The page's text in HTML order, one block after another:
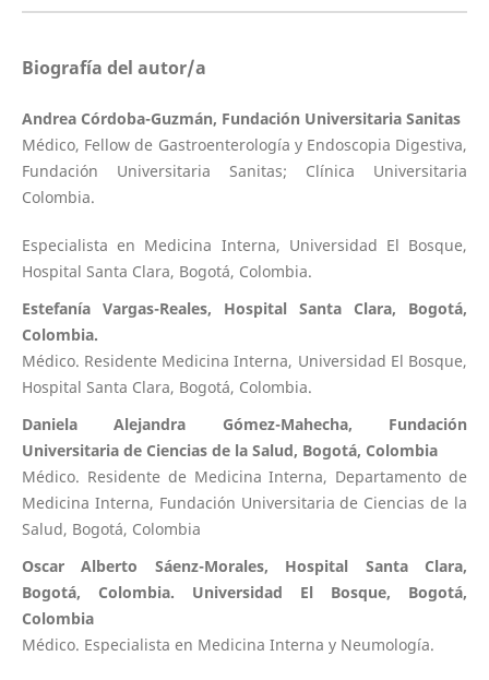
Biografía del autor/a
Andrea Córdoba-Guzmán, Fundación Universitaria Sanitas
Médico, Fellow de Gastroenterología y Endoscopia Digestiva,
Fundación Universitaria Sanitas; Clínica Universitaria
Colombia.
Especialista en Medicina Interna, Universidad El Bosque,
Hospital Santa Clara, Bogotá, Colombia.
Estefanía Vargas-Reales, Hospital Santa Clara, Bogotá,
Colombia.
Médico. Residente Medicina Interna, Universidad El Bosque,
Hospital Santa Clara, Bogotá, Colombia.
Daniela Alejandra Gómez-Mahecha, Fundación
Universitaria de Ciencias de la Salud, Bogotá, Colombia
Médico. Residente de Medicina Interna, Departamento de
Medicina Interna, Fundación Universitaria de Ciencias de la
Salud, Bogotá, Colombia
Oscar Alberto Sáenz-Morales, Hospital Santa Clara,
Bogotá, Colombia. Universidad El Bosque, Bogotá,
Colombia
Médico. Especialista en Medicina Interna y Neumología.